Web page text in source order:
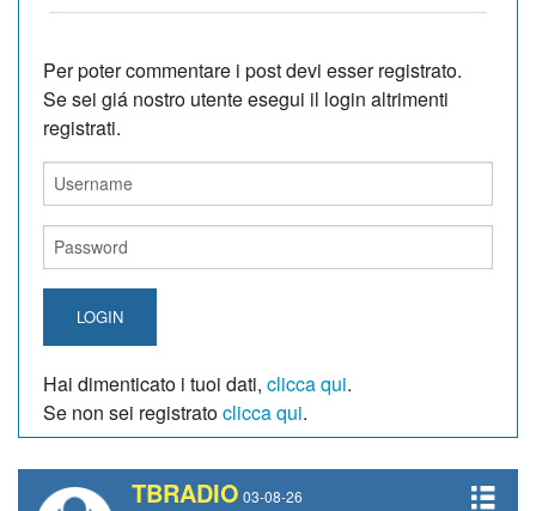
Per poter commentare i post devi esser registrato.
Se sei giá nostro utente esegui il login altrimenti
registrati.
LOGIN
Hai dimenticato i tuoi dati, clicca qui.
Se non sei registratoclicca qui.
TBRADIO 03-08-26